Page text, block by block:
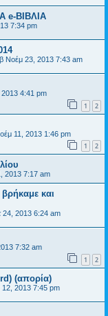
e-ΒΙΒΛΙΑ
7:34 pm
Νοέμ 23, 2013 7:43 am
4:41 pm
1 2
11, 2013 1:46 pm
1 2
2013 7:17 am
και
24, 2013 6:24 am
7:32 am
1 2
(απορία)
2013 7:45 pm